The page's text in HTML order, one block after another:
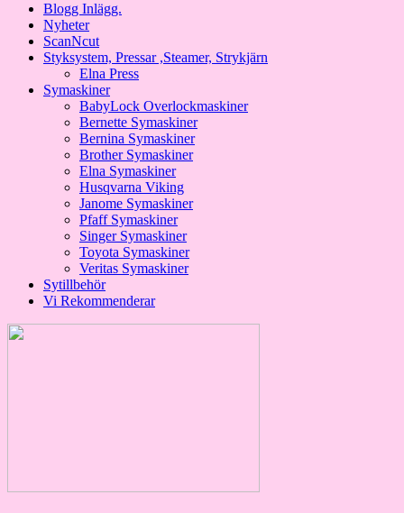
Blogg Inlägg.
Nyheter
ScanNcut
Styksystem, Pressar ,Steamer, Strykjärn
Elna Press
Symaskiner
BabyLock Overlockmaskiner
Bernette Symaskiner
Bernina Symaskiner
Brother Symaskiner
Elna Symaskiner
Husqvarna Viking
Janome Symaskiner
Pfaff Symaskiner
Singer Symaskiner
Toyota Symaskiner
Veritas Symaskiner
Sytillbehör
Vi Rekommenderar